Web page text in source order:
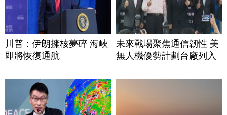
川普：伊朗擁核夢碎 海峽
即將恢復通航
未來戰場聚焦通信韌性 美
無人機優勢計劃台廠列入